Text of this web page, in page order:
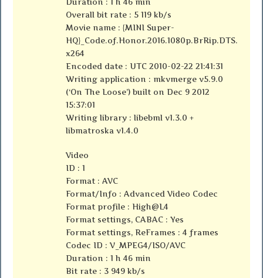
Overall bit rate : 5 119 kb/s
Movie name : {MINI Super-
HQ}_Code.of.Honor.2016.1080p.BrRip.DTS.
x264
Encoded date : UTC 2010-02-22 21:41:31
Writing application : mkvmerge v5.9.0
(‘On The Loose’) built on Dec 9 2012
15:37:01
Writing library : libebml v1.3.0 +
libmatroska v1.4.0
Video
ID : 1
Format : AVC
Format/Info : Advanced Video Codec
Format profile : High@L4
Format settings, CABAC : Yes
Format settings, ReFrames : 4 frames
Codec ID : V_MPEG4/ISO/AVC
Duration : 1 h 46 min
Bit rate : 3 949 kb/s